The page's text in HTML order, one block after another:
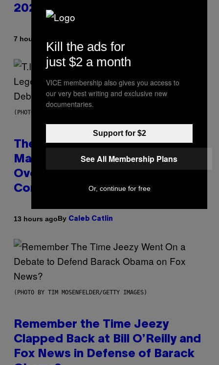
2026
7 hours ago
(PHOTO BY JOHNNY NUNEZ/WIREIMAGE)
The 90s Hip-Hop Legend Who
Made T.I. Delay His Debut Album
Over 20 Years Ago: ‘I Definitely
Conceded’
13 hours agoBy Caleb Catlin
(PHOTO BY TIM MOSENFELDER/GETTY IMAGES)
Remember the Time Jeezy
Clapped Back at Bill O’Reilly and
Fox News in Defense of Barack
Kill the ads for
just $2 a month
VICE membership also gives you access to
our very best writing and exclusive new
documentaries.
Support for $2
See All Membership Plans
Or, continue for free